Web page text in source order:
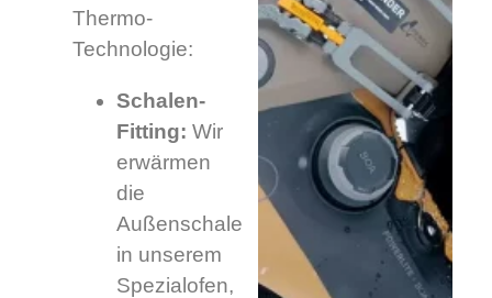
Thermo-
Technologie:
Schalen-
Fitting: Wir
erwärmen
die
Außenschale
in unserem
Spezialofen,